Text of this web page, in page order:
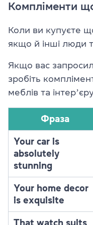
Компліменти
Коли ви купуєте
якщо й інші люди
Якщо вас
зробіть
меблів та
Фраза
Your car is
absolutely
stunning
Your home decor
is exquisite
That watch suits